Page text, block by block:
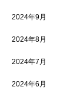
2024年9月
2024年8月
2024年7月
2024年6月